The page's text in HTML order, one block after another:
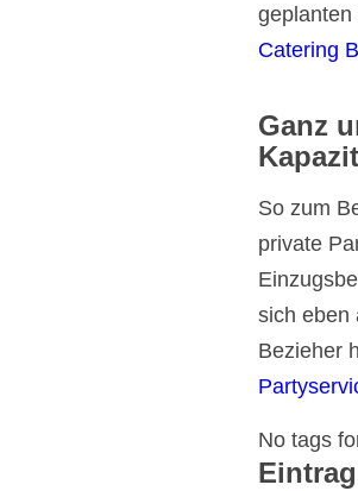
Catering
Ganz
So zum
private
sich eben
Bezieher
No tags